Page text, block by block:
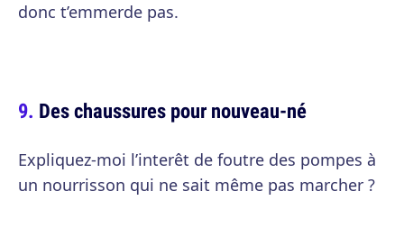
donc t’emmerde pas.
Des chaussures pour nouveau-né
Expliquez-moi l’interêt de foutre des pompes à
un nourrisson qui ne sait même pas marcher ?